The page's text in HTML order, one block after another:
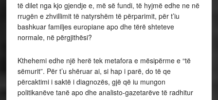
të dilet nga kjo gjendje e, më së fundi, të hyjmë edhe ne në
rrugën e zhvillimit të natyrshëm të përparimit, për t’iu
bashkuar familjes europiane apo dhe tërë shteteve
normale, në përgjithësi?
Kthehemi edhe një herë tek metafora e mësipërme e “të
sëmurit”. Për t’u shëruar ai, si hap i parë, do të qe
përcaktimi i saktë i diagnozës, gjë që iu mungon
politikanëve tanë apo dhe analisto-gazetarëve të radhitur